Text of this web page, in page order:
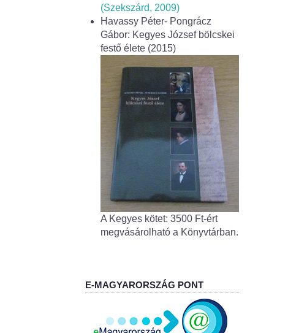
(Szekszárd, 2009)
Havassy Péter- Pongrácz
Gábor: Kegyes József bölcskei
festő élete (2015)
A Kegyes kötet: 3500 Ft-ért
megvásárolható a Könyvtárban.
E-MAGYARORSZÁG PONT